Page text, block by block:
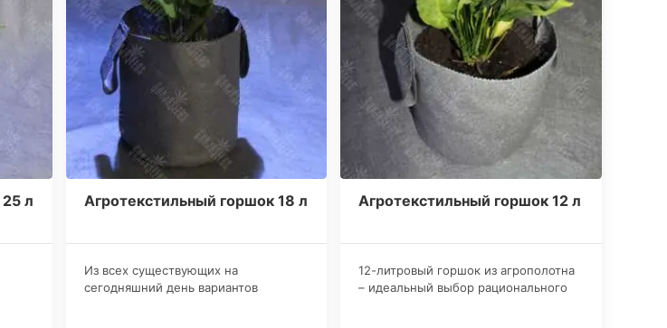
л Агротекстильный горшок 18 л
​Из всех существующих на
сегодняшний день вариантов
Агротекстильный горшок 12 л
​12-литровый горшок из агрополотна
– идеальный выбор рационального